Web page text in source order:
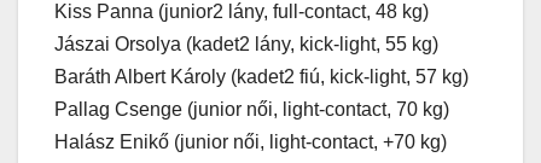
Kiss Panna (junior2 lány, full-contact, 48 kg)
Jászai Orsolya (kadet2 lány, kick-light, 55 kg)
Baráth Albert Károly (kadet2 fiú, kick-light, 57 kg)
Pallag Csenge (junior női, light-contact, 70 kg)
Halász Enikő (junior női, light-contact, +70 kg)